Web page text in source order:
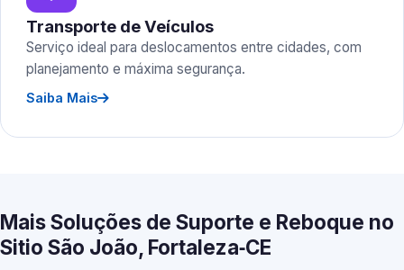
Transporte de Veículos
Serviço ideal para deslocamentos entre cidades, com
planejamento e máxima segurança.
Saiba Mais
Mais Soluções de Suporte e Reboque no
Sitio São João, Fortaleza‑CE